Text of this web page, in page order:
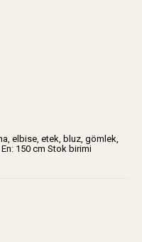
elbise, etek, bluz, gömlek,
150 cm Stok birimi